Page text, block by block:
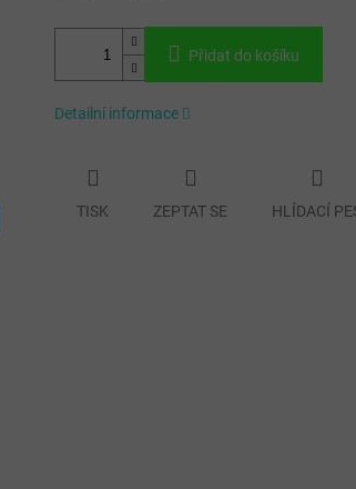
Přidat do košíku
Detailní informace
TISK ZEPTAT SE HLÍDACÍ